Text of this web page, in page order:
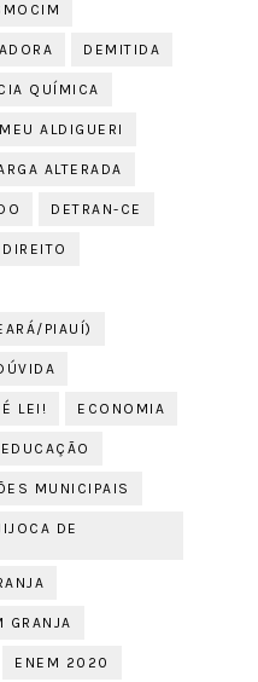
DEMITIDA
QUÍMICA
ALDIGUERI
ALTERADA
DETRAN-CE
DIREITO
PIAUÍ)
É LEI! ECONOMIA
EDUCAÇÃO
MUNICIPAIS
DE
GRANJA
ENEM 2020